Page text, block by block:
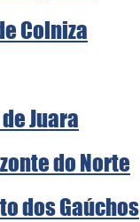
Colniza
Juara
do Norte
dos Gaúchos